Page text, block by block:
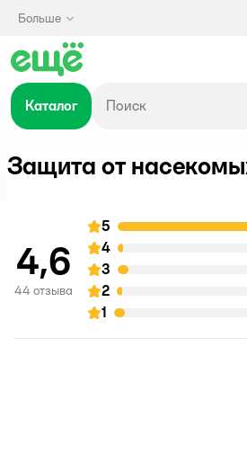
Больше
Каталог
Защита от
4,6
44 отзыва
оценка
5
оценка
4
оценка
3
оценка
2
оценка
1